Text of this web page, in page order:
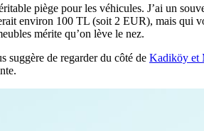
piège pour les véhicules. J’ai un
environ 100 TL (soit 2 EUR), mais qui
mérite qu’on lève le nez.
suggère de regarder du côté de Kadiköy et